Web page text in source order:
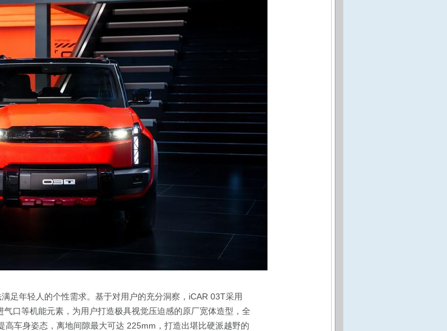
足年轻人的个性需求。基于对用户的充分洞察，iCAR 03T采用
口等机能元素，为用户打造极具视觉压迫感的原厂宽体造型，全
车身姿态，离地间隙最大可达 225mm，打造出堪比硬派越野的